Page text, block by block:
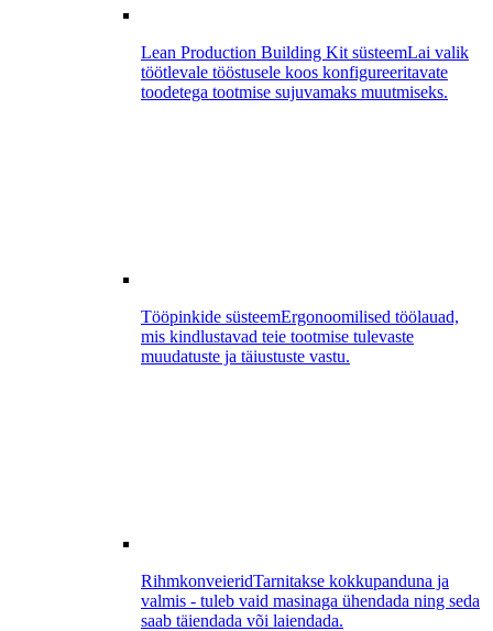
Lean Production Building Kit süsteemLai valik
töötlevale tööstusele koos konfigureeritavate
toodetega tootmise sujuvamaks muutmiseks.
Tööpinkide süsteemErgonoomilised töölauad,
mis kindlustavad teie tootmise tulevaste
muudatuste ja täiustuste vastu.
RihmkonveieridTarnitakse kokkupanduna ja
valmis - tuleb vaid masinaga ühendada ning seda
saab täiendada või laiendada.